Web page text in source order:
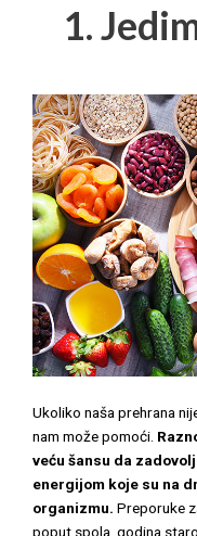
1.
Ukoliko naša prehrana
nam može pomoći.
veću šansu da
energijom koje su na
organizmu. Preporuke
poput spola, godina